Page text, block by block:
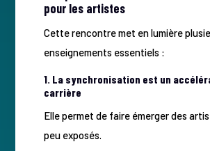
pour les artistes
Cette rencontre met en lumière
enseignements essentiels :
1. La synchronisation est un
carrière
Elle permet de faire émerger des
peu exposés.